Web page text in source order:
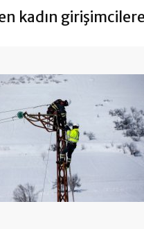
kadın